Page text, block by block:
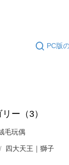
PC版
ー（3）
毛玩偶
四大天王｜獅子